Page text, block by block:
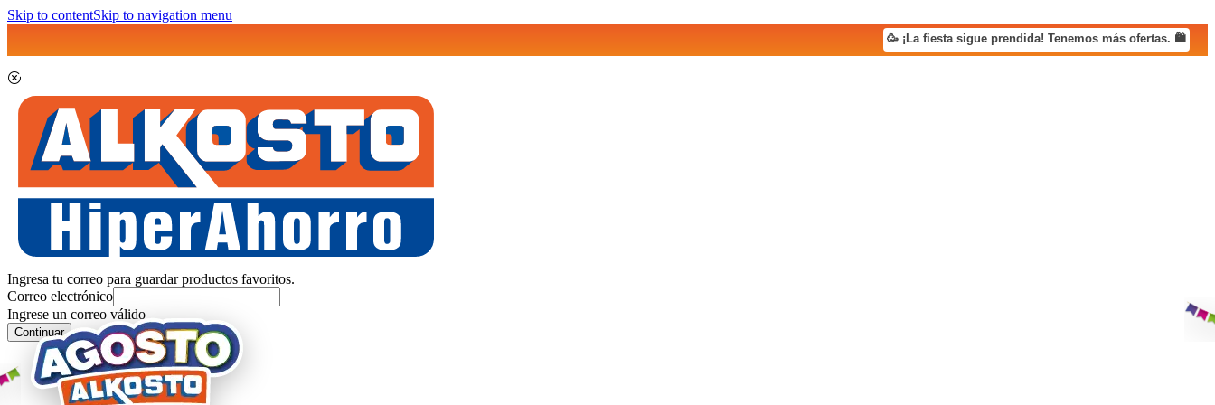
Skip to contentSkip to navigation menu
🥳 ¡La fiesta sigue prendida! Tenemos más ofertas. 🛍️
Ingresa tu correo para guardar productos favoritos.
Correo electrónico
Ingrese un correo válido
Continuar